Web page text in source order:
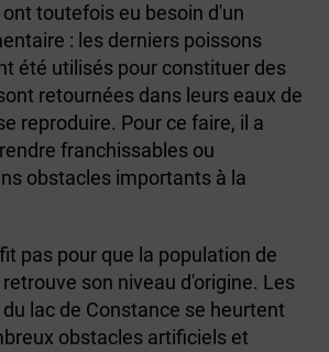
toutefois eu besoin d'un
: les derniers poissons
été utilisés pour constituer des
retournées dans leurs eaux de
reproduire. Pour ce faire, il a
franchissables ou
obstacles importants à la
pas pour que la population de
son niveau d'origine. Les
lac de Constance se heurtent
obstacles artificiels et